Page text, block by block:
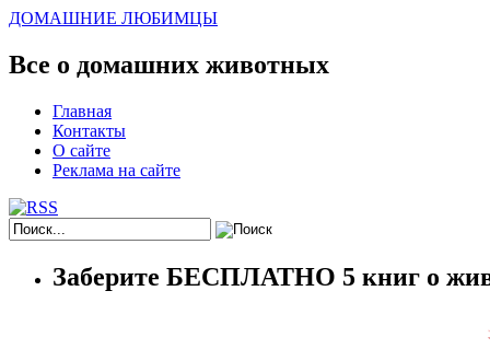
ДОМАШНИЕ ЛЮБИМЦЫ
Все о домашних животных
Главная
Контакты
О сайте
Реклама на сайте
Заберите БЕСПЛАТНО 5 книг о